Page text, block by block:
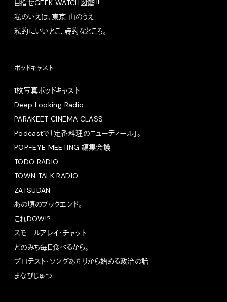
目指せGEEK WATCH図鑑!!!
私のいえは、東京 山のうえ
私的にいいとこ、詩的なところ。
ポッドキャスト
1枚写真ポッドキャスト
Deep Looking Radio
PARAKEET CINEMA CLASS
Podcastで「定番料理のニューディール」。
POP-EYE MEETING 編集会議
TODO RADIO
TOWN TALK RADIO
ZATSUDAN
あの頃のブックエンド。
これDOW!?
スモールアレイ・チャット
どのみち毎日食べるから。
プロテスト・ソングあたりから始める政治の話
まなびじゅつ